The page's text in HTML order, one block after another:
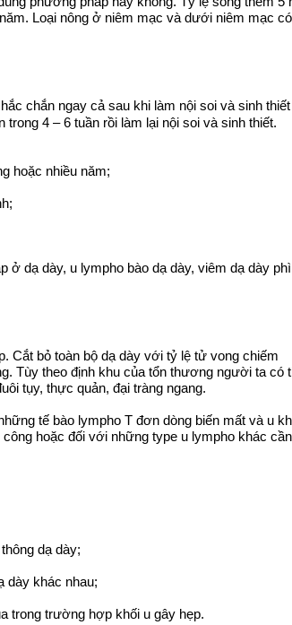
Loại nông ở niêm mạc và dưới niêm mạc
chắn ngay cả sau khi làm nội soi và sinh thiết
4 – 6 tuần rồi làm lại nội soi và sinh thiết.
hoặc nhiều năm;
ở dạ dày, u lympho bào dạ dày, viêm dạ dày
Cắt bỏ toàn bộ dạ dày với tỷ lệ tử vong chiếm
Tùy theo định khu của tổn thương người ta có
tụy, thực quản, đại tràng ngang.
tế bào lympho T đơn dòng biến mất và u
hoặc đối với những type u lympho khác
dạ dày;
dày khác nhau;
trong trường hợp khối u gây hẹp.